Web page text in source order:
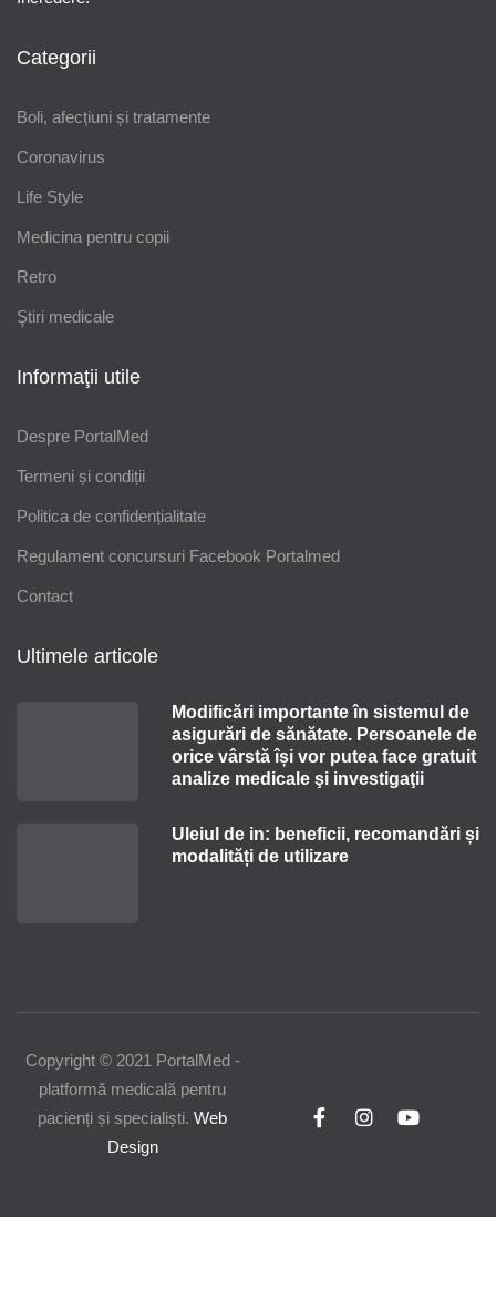
Categorii
Boli, afecțiuni și tratamente
Coronavirus
Life Style
Medicina pentru copii
Retro
Ştiri medicale
Informaţii utile
Despre PortalMed
Termeni și condiții
Politica de confidențialitate
Regulament concursuri Facebook Portalmed
Contact
Ultimele articole
Modificări importante în sistemul de
asigurări de sănătate. Persoanele de
orice vârstă își vor putea face gratuit
analize medicale şi investigaţii
Uleiul de in: beneficii, recomandări și
modalități de utilizare
Copyright © 2021 PortalMed -
platformă medicală pentru
pacienți și specialiști. Web
Design